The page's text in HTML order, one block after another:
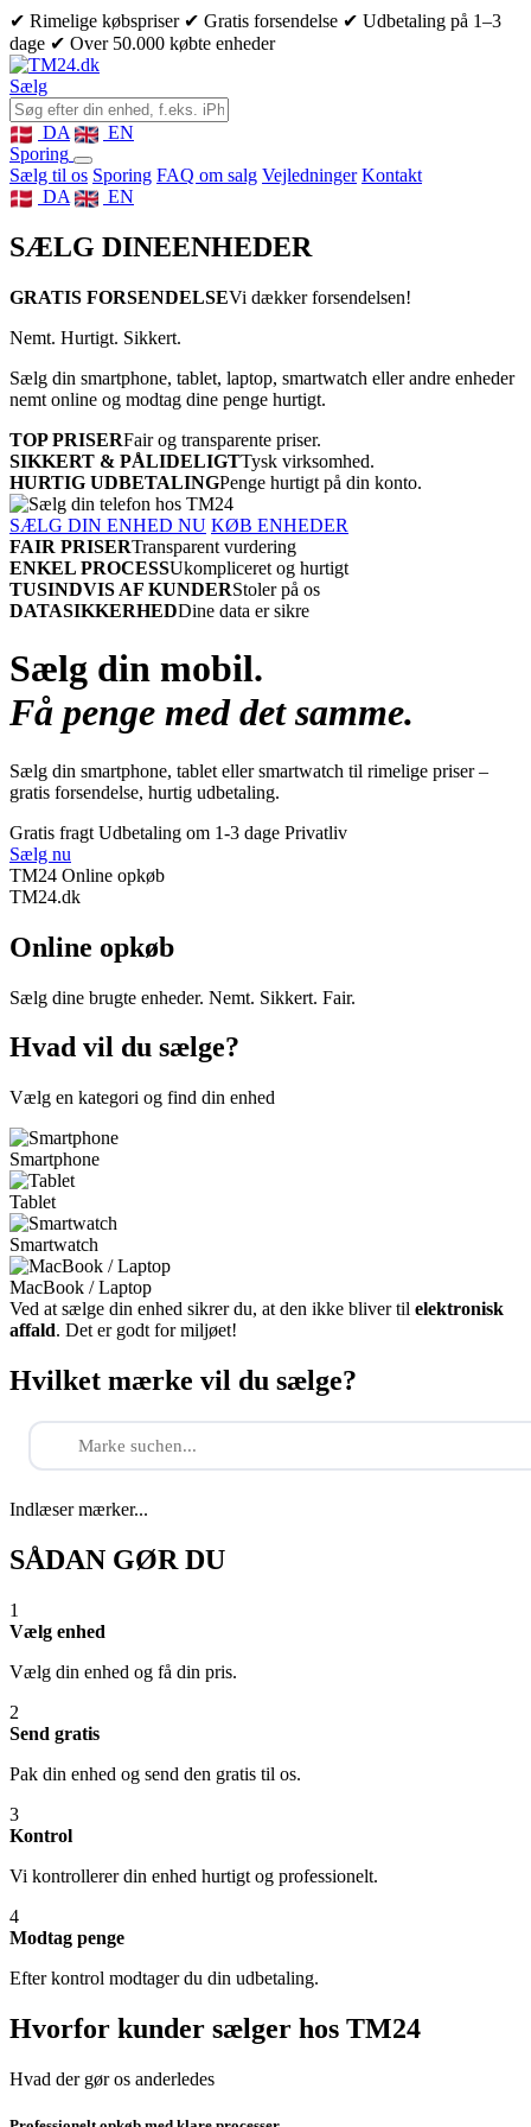
✔ Rimelige købspriser ✔ Gratis forsendelse ✔ Udbetaling på 1–3
dage ✔ Over 50.000 købte enheder
Sælg
DA
EN
Sporing
Sælg til os Sporing FAQ om salg Vejledninger Kontakt
DA
EN
SÆLG DINEENHEDER
GRATIS FORSENDELSEVi dækker forsendelsen!
Nemt. Hurtigt. Sikkert.
Sælg din smartphone, tablet, laptop, smartwatch eller andre enheder
nemt online og modtag dine penge hurtigt.
TOP PRISERFair og transparente priser.
SIKKERT & PÅLIDELIGTTysk virksomhed.
HURTIG UDBETALINGPenge hurtigt på din konto.
SÆLG DIN ENHED NU KØB ENHEDER
FAIR PRISERTransparent vurdering
ENKEL PROCESSUkompliceret og hurtigt
TUSINDVIS AF KUNDERStoler på os
DATASIKKERHEDDine data er sikre
Sælg din mobil.
Få penge med det samme.
Sælg din smartphone, tablet eller smartwatch til rimelige priser –
gratis forsendelse, hurtig udbetaling.
Gratis fragt Udbetaling om 1-3 dage Privatliv
Sælg nu
TM24 Online opkøb
TM24.dk
Online opkøb
Sælg dine brugte enheder. Nemt. Sikkert. Fair.
Hvad vil du sælge?
Vælg en kategori og find din enhed
Smartphone
Tablet
Smartwatch
MacBook / Laptop
Ved at sælge din enhed sikrer du, at den ikke bliver til elektronisk
affald. Det er godt for miljøet!
Hvilket mærke vil du sælge?
Indlæser mærker...
SÅDAN GØR DU
1
Vælg enhed
Vælg din enhed og få din pris.
2
Send gratis
Pak din enhed og send den gratis til os.
3
Kontrol
Vi kontrollerer din enhed hurtigt og professionelt.
4
Modtag penge
Efter kontrol modtager du din udbetaling.
Hvorfor kunder sælger hos TM24
Hvad der gør os anderledes